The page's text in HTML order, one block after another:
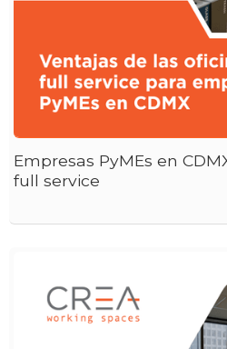
Empresas PyMEs en
full service